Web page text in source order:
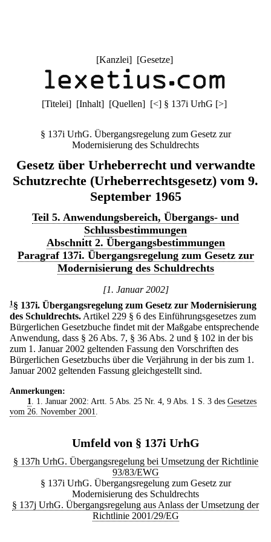
[Kanzlei] [Gesetze]
[Titelei] [Inhalt] [Quellen] [<] § 137i UrhG [>]
§ 137i UrhG. Übergangsregelung zum Gesetz zur
Modernisierung des Schuldrechts
Gesetz über Urheberrecht und verwandte
Schutzrechte (Urheberrechtsgesetz) vom 9.
September 1965
Teil 5. Anwendungsbereich, Übergangs- und
Schlussbestimmungen
Abschnitt 2. Übergangsbestimmungen
Paragraf 137i. Übergangsregelung zum Gesetz zur
Modernisierung des Schuldrechts
[1. Januar 2002]
1 § 137i. Übergangsregelung zum Gesetz zur Modernisierung
des Schuldrechts. Artikel 229 § 6 des Einführungsgesetzes zum
Bürgerlichen Gesetzbuche findet mit der Maßgabe entsprechende
Anwendung, dass § 26 Abs. 7, § 36 Abs. 2 und § 102 in der bis
zum 1. Januar 2002 geltenden Fassung den Vorschriften des
Bürgerlichen Gesetzbuchs über die Verjährung in der bis zum 1.
Januar 2002 geltenden Fassung gleichgestellt sind.
Anmerkungen:
1
. 1. Januar 2002: Artt. 5 Abs. 25 Nr. 4, 9 Abs. 1 S. 3 des Gesetzes
vom 26. November 2001
Umfeld von § 137i UrhG
§ 137h UrhG. Übergangsregelung bei Umsetzung der Richtlinie
93/83/EWG
§ 137i UrhG. Übergangsregelung zum Gesetz zur
Modernisierung des Schuldrechts
§ 137j UrhG. Übergangsregelung aus Anlass der Umsetzung der
Richtlinie 2001/29/EG